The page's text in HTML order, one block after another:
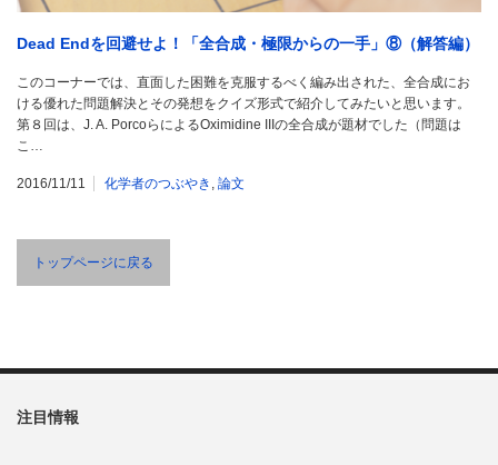
Dead Endを回避せよ！「全合成・極限からの一手」⑧（解答編）
このコーナーでは、直面した困難を克服するべく編み出された、全合成にお
ける優れた問題解決とその発想をクイズ形式で紹介してみたいと思います。
第８回は、J. A. PorcoらによるOximidine IIIの全合成が題材でした（問題は
こ…
2016/11/11 化学者のつぶやき 論文
トップページに戻る
注目情報